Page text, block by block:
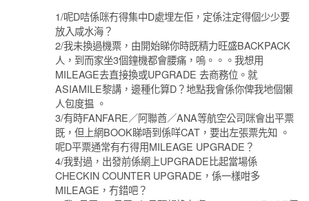
1/呢D咭係咪冇得集中D處埋左佢，定係注定得個少少要
放入咸水海？
2/我未換過機票，由開始睇你時既精力旺盛BACKPACK
人，到而家坐3個鐘機都會腰痛，嗚。。。我想用
MILEAGE去直接換或UPGRADE 去商務位。就
ASIAMILE黎講，邊種化算D？地點我會係你俾我地個懶
人包度揾 。
3/有時FANFARE／阿聯酋／ANA等航空公司咪會出平票
既，但上網BOOK睇唔到係咩CAT，要出左張票先知 。
呢D平票通常有冇得用MILEAGE UPGRADE？
4/我對過，出發前係網上UPGRADE比起當場係
CHECKIN COUNTER UPGRADE，係一樣咁多
MILEAGE，冇錯吧？